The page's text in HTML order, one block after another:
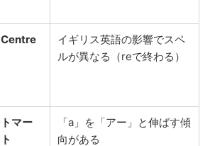
Centre
イギリス英語の影響でスペ
ルが異なる（reで終わる）
トマー
ト
「a」を「アー」と伸ばす傾
向がある